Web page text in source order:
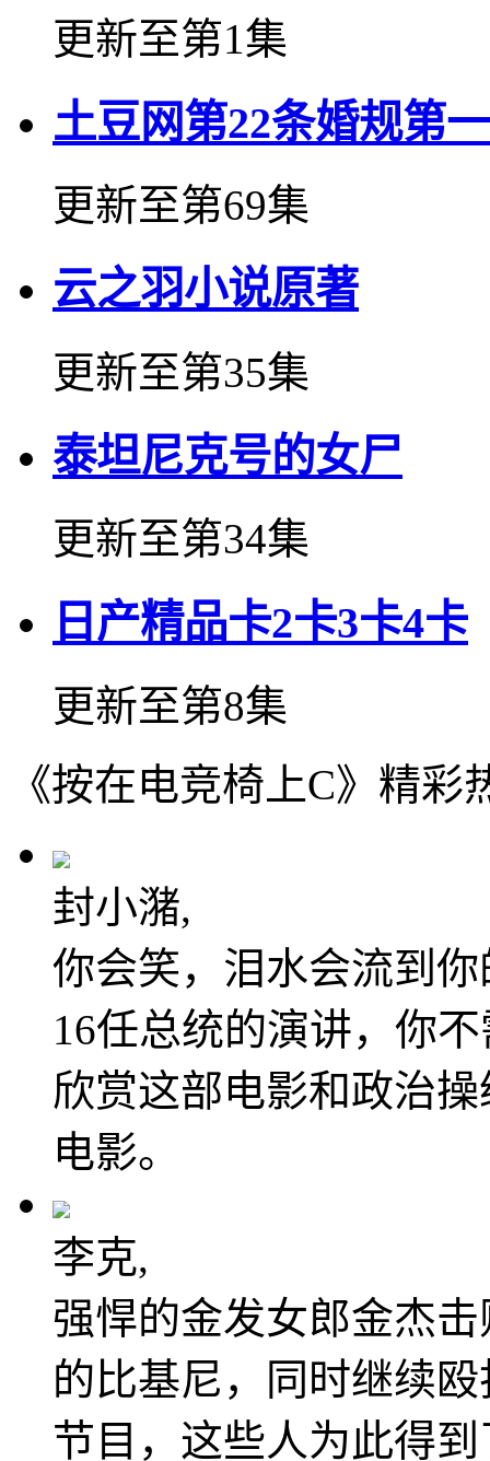
更新至第1集
土豆网第22条婚规第
更新至第69集
云之羽小说原著
更新至第35集
泰坦尼克号的女尸
更新至第34集
日产精品卡2卡3卡4卡
更新至第8集
《按在电竞椅上C》精彩
封小潴,
你会笑，泪水会流到
16任总统的演讲，你
欣赏这部电影和政治
电影。
李克,
强悍的金发女郎金杰
的比基尼，同时继续
节目，这些人为此得